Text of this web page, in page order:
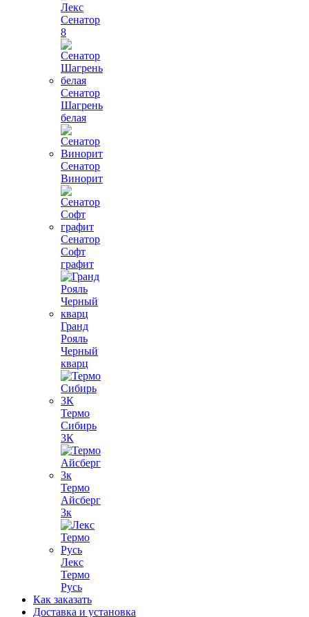
Лекс
Сенатор
8
Сенатор
Шагрень
белая
Сенатор
Винорит
Сенатор
Софт
графит
Гранд
Рояль
Черный
кварц
Термо
Сибирь
3К
Термо
Айсберг
3к
Лекс
Термо
Русь
Как заказать
Доставка и установка